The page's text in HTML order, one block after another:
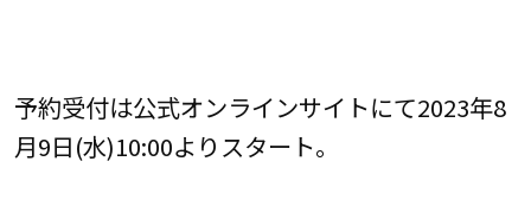
予約受付は公式オンラインサイトにて2023年8
月9日(水)10:00よりスタート。